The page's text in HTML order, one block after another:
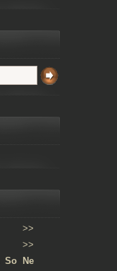
>>
>>
So
Ne